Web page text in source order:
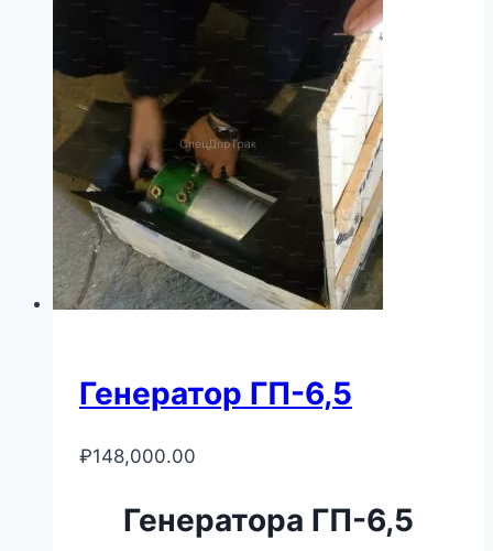
Генератор ГП-6,5
₽148,000.00
Генератора ГП-6,5